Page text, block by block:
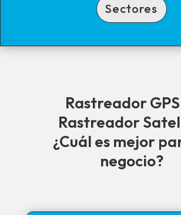
Sectores
Rastreador
Rastreador
¿Cuál es mejor
negocio?